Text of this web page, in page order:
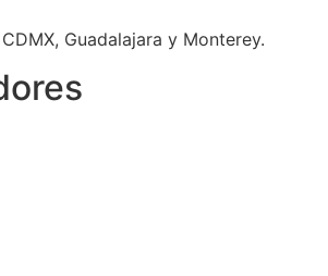
Guadalajara y Monterey.